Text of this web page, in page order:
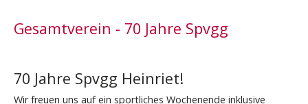
Gesamtverein - 70 Jahre Spvgg
70 Jahre Spvgg Heinriet!
Wir freuen uns auf ein sportliches Wochenende inklusive